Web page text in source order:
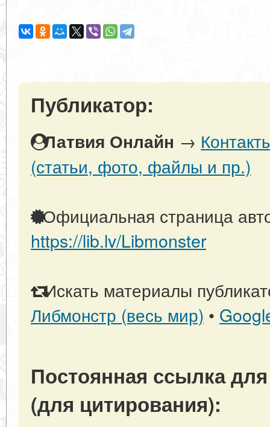
Публикатор:
Латвия Онлайн →
(статьи, фото, файлы и пр.)
Официальная страница
https://lib.lv/Libmonster
Искать материалы
Либмонстр (весь мир) •
Постоянная ссылка
(для цитирования):